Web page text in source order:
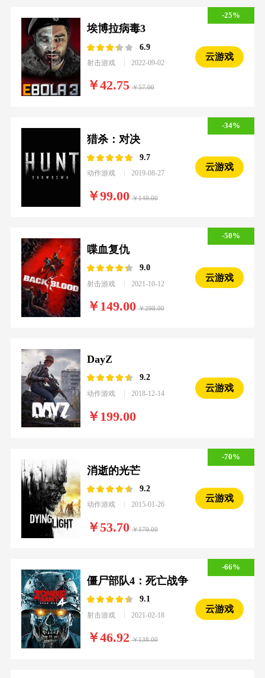
埃博拉病毒3
6.9
射击游戏 2022-09-02
42.75 57.00
云游戏
-25%
猎杀：对决
9.7
动作游戏 2019-08-27
99.00 149.00
云游戏
-34%
喋血复仇
9.0
射击游戏 2021-10-12
149.00 298.00
云游戏
-50%
DayZ
9.2
动作游戏 2018-12-14
199.00
云游戏
消逝的光芒
9.2
动作游戏 2015-01-26
53.70 179.00
云游戏
-70%
僵尸部队4：死亡战争
9.1
射击游戏 2021-02-18
46.92 138.00
云游戏
-66%